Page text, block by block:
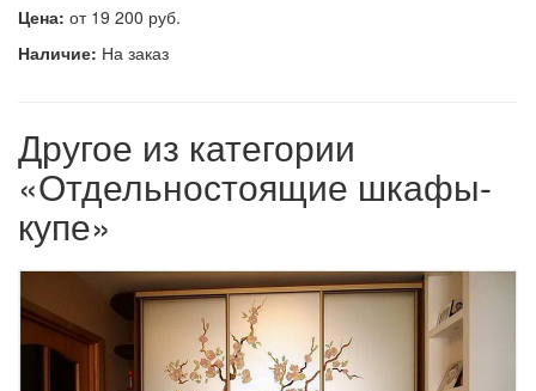
Цена: от 19 200 руб.
Наличие: На заказ
Другое из категории
«Отдельностоящие шкафы-
купе»